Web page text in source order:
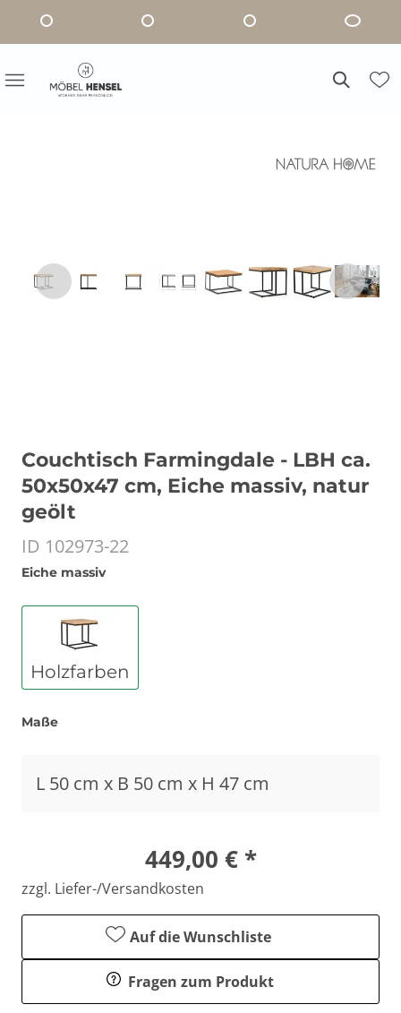
Couchtisch Farmingdale - LBH ca.
50x50x47 cm, Eiche massiv, natur
geölt
ID 102973-22
Eiche massiv
Holzfarben
Maße
L 50 cm x B 50 cm x H 47 cm
449,00 € *
zzgl. Liefer-/Versandkosten
Auf die Wunschliste
Fragen zum Produkt